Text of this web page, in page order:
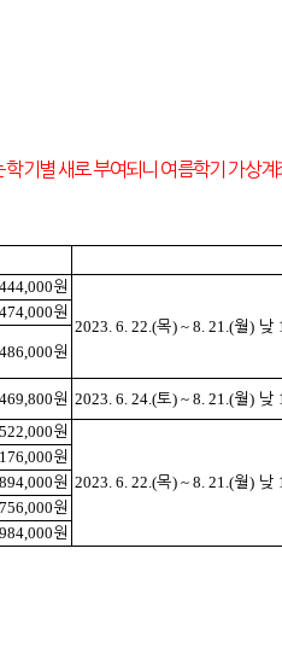
학기별 새로 부여되니 여름학기 가상
444,000원
2023. 6. 22.(목) ~ 8. 21.(월) 낮
474,000원
486,000원
469,800원 2023. 6. 24.(토) ~ 8. 21.(월) 낮
522,000원
2023. 6. 22.(목) ~ 8. 21.(월) 낮
원
894,000원
756,000원
984,000원